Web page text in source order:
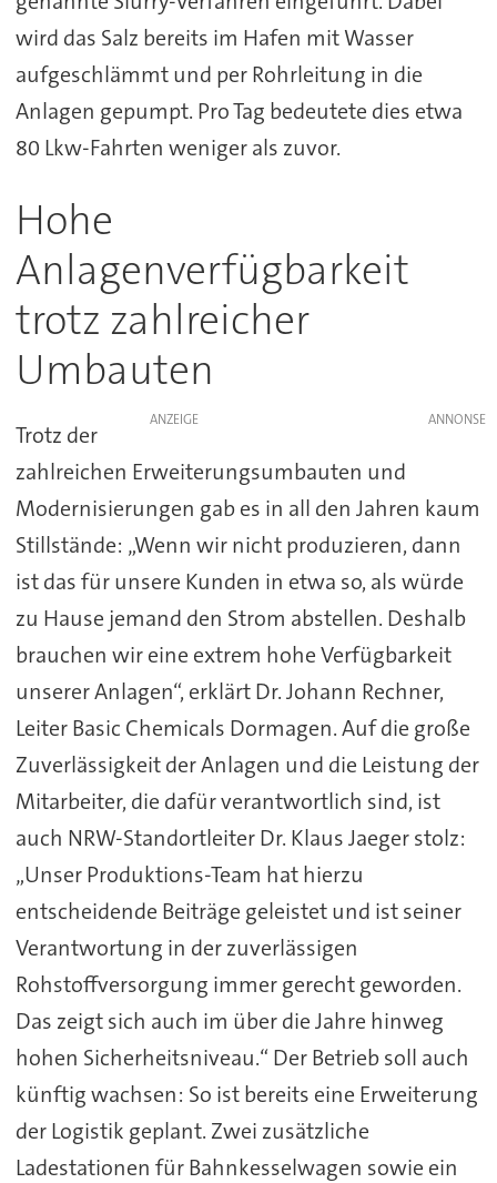
wird das Salz bereits im Hafen mit Wasser
aufgeschlämmt und per Rohrleitung in die
Anlagen gepumpt. Pro Tag bedeutete dies etwa
80 Lkw-Fahrten weniger als zuvor.
Hohe
Anlagenverfügbarkeit
trotz zahlreicher
Umbauten
ANZEIGE
Trotz der
zahlreichen Erweiterungsumbauten und
Modernisierungen gab es in all den Jahren kaum
Stillstände: „Wenn wir nicht produzieren, dann
ist das für unsere Kunden in etwa so, als würde
zu Hause jemand den Strom abstellen. Deshalb
brauchen wir eine extrem hohe Verfügbarkeit
unserer Anlagen“, erklärt Dr. Johann Rechner,
Leiter Basic Chemicals Dormagen. Auf die große
Zuverlässigkeit der Anlagen und die Leistung der
Mitarbeiter, die dafür verantwortlich sind, ist
auch NRW-Standortleiter Dr. Klaus Jaeger stolz:
„Unser Produktions-Team hat hierzu
entscheidende Beiträge geleistet und ist seiner
Verantwortung in der zuverlässigen
Rohstoffversorgung immer gerecht geworden.
Das zeigt sich auch im über die Jahre hinweg
hohen Sicherheitsniveau.“ Der Betrieb soll auch
künftig wachsen: So ist bereits eine Erweiterung
der Logistik geplant. Zwei zusätzliche
Ladestationen für Bahnkesselwagen sowie ein